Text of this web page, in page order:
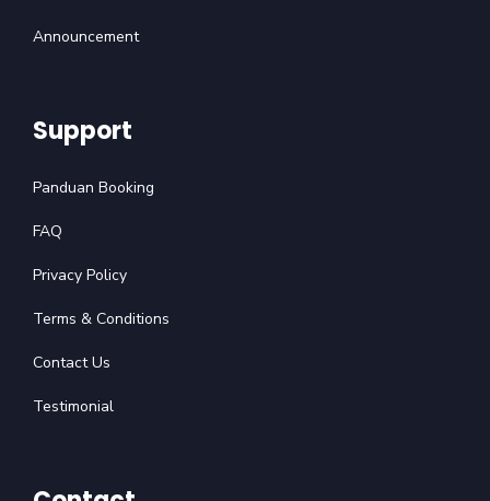
Announcement
Support
Panduan Booking
FAQ
Privacy Policy
Terms & Conditions
Contact Us
Testimonial